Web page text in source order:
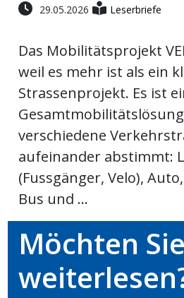
App
Auw
Auw:
offizielle
29.05.2026 Leserbriefe
Das Mobilitätsprojekt
weil es mehr ist als ein
Strassenprojekt. Es ist
verschiedene
aufeinander abstimmt:
(Fussgänger, Velo),
Bus und ...
Möchten Sie